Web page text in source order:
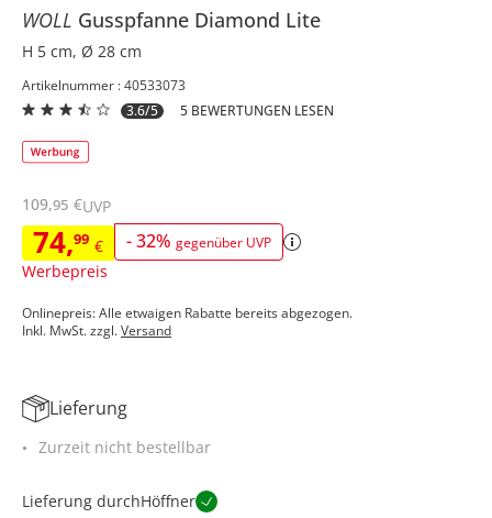
WOLL Gusspfanne Diamond Lite
H 5 cm, Ø 28 cm
Artikelnummer : 40533073
3.6/5
5 BEWERTUNGEN LESEN
74,99 € -32% gegenüber UVP
Werbepreis
109,95 €UVP
Onlinepreis: Alle etwaigen Rabatte bereits abgezogen.
Inkl. MwSt. zzgl.Versand
Lieferung
Zurzeit nicht bestellbar
Lieferung durchHöffner